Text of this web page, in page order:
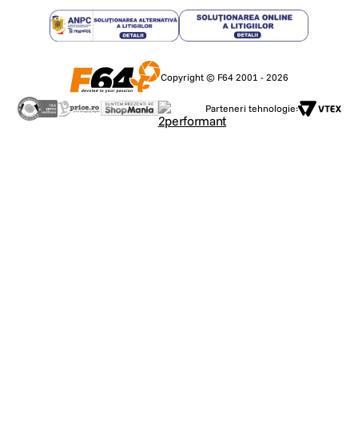
Copyright © F64 2001 - 2026
Parteneri tehnologie: